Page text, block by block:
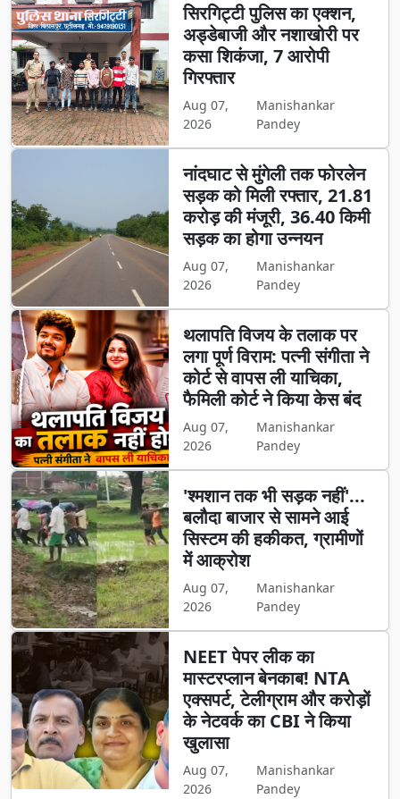
सिरगिट्टी पुलिस का एक्शन,
अड्डेबाजी और नशाखोरी पर
कसा शिकंजा, 7 आरोपी
गिरफ्तार
Aug 07,
2026
Manishankar
Pandey
नांदघाट से मुंगेली तक फोरलेन
सड़क को मिली रफ्तार, 21.81
करोड़ की मंजूरी, 36.40 किमी
सड़क का होगा उन्नयन
Aug 07,
2026
Manishankar
Pandey
थलापति विजय के तलाक पर
लगा पूर्ण विराम: पत्नी संगीता ने
कोर्ट से वापस ली याचिका,
फैमिली कोर्ट ने किया केस बंद
Aug 07,
2026
Manishankar
Pandey
'श्मशान तक भी सड़क नहीं'...
बलौदा बाजार से सामने आई
सिस्टम की हकीकत, ग्रामीणों
में आक्रोश
Aug 07,
2026
Manishankar
Pandey
NEET पेपर लीक का
मास्टरप्लान बेनकाब! NTA
एक्सपर्ट, टेलीग्राम और करोड़ों
के नेटवर्क का CBI ने किया
खुलासा
Aug 07,
2026
Manishankar
Pandey